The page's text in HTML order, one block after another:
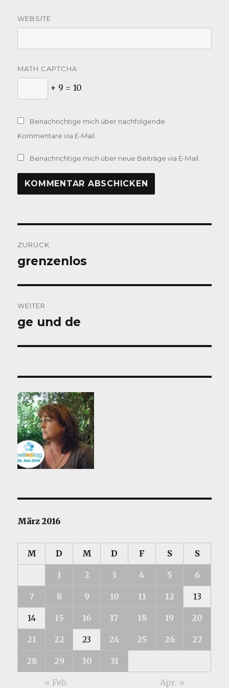
WEBSITE
MATH CAPTCHA
+ 9 = 10
Benachrichtige mich über nachfolgende
Kommentare via E-Mail.
Benachrichtige mich über neue Beiträge via E-Mail.
ZURÜCK
Vorheriger
grenzenlos
WEITER
Nächster
ge und de
März 2016
M D M D F S S
1 2 3 4 5 6
7 8 9 10 11 12 13
14 15 16 17 18 19 20
21 22 23 24 25 26 27
28 29 30 31
« Feb. Apr. »